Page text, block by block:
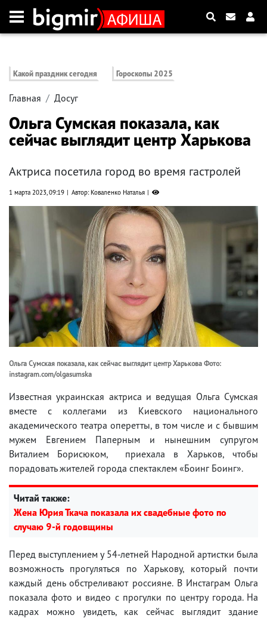
Какой праздник сегодня Гороскопы 2025
Главная Досуг
Ольга Сумская показала, как
сейчас выглядит центр Харькова
Актриса посетила город во время гастролей
1 марта 2023, 09:19 Автор: Коваленко Наталья
Ольга Сумская показала, как сейчас выглядит центр Харькова Фото:
instagram.com/olgasumska
Известная украинская актриса и ведущая Ольга Сумская
вместе с коллегами из Киевского национального
академического театра оперетты, в том числе и с бывшим
мужем Евгением Паперным и нынешним супругом
Виталием Борисюком, приехала в Харьков, чтобы
порадовать жителей города спектаклем «Боинг Боинг».
Читай также:
Жена Юрия Ткача показала их свадебные фото по
случаю 9-й годовщины
Перед выступлением у 54-летней Народной артистки была
возможность прогуляться по Харькову, который почти
каждый день обстреливают россияне. В Инстаграм Ольга
показала фото и видео с прогулки по центру города. На
кадрах можно увидеть, как сейчас выглядит здание